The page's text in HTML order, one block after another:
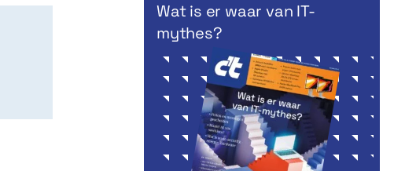
Wat is er waar van IT-
mythes?